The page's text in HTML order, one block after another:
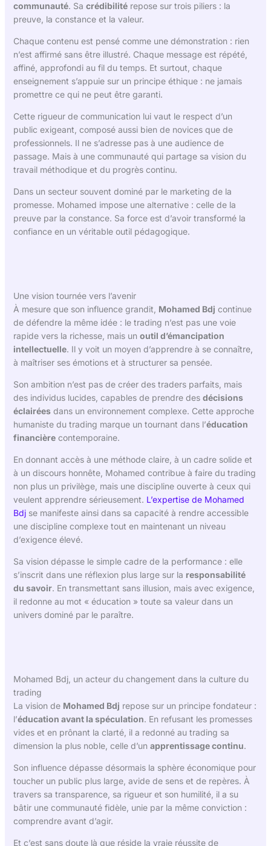
communauté. Sa crédibilitérepose sur trois piliers : la
preuve, la constance et la valeur.
Chaque contenu est pensé comme une démonstration : rien
n’est affirmé sans être illustré. Chaque message est répété,
affiné, approfondi au fil du temps. Et surtout, chaque
enseignement s’appuie sur un principe éthique : ne jamais
promettre ce qui ne peut être garanti.
Cette rigueur de communication lui vaut le respect d’un
public exigeant, composé aussi bien de novices que de
professionnels. Il ne s’adresse pas à une audience de
passage. Mais à une communauté qui partage sa vision du
travail méthodique et du progrès continu.
Dans un secteur souvent dominé par le marketing de la
promesse. Mohamed impose une alternative : celle de la
preuve par la constance. Sa force est d’avoir transformé la
confiance en un véritable outil pédagogique.
Une vision tournée vers l’avenir
À mesure que son influence grandit, Mohamed Bdj continue
de défendre la même idée : le trading n’est pas une voie
rapide vers la richesse, mais un outil d’émancipation
intellectuelle. Il y voit un moyen d’apprendre à se connaître,
à maîtriser ses émotions et à structurer sa pensée.
Son ambition n’est pas de créer des traders parfaits, mais
des individus lucides, capables de prendre des décisions
éclairéesdans un environnement complexe. Cette approche
humaniste du trading marque un tournant dans l’éducation
financièrecontemporaine.
En donnant accès à une méthode claire, à un cadre solide et
à un discours honnête, Mohamed contribue à faire du trading
non plus un privilège, mais une discipline ouverte à ceux qui
veulent apprendre sérieusement. L’expertise de Mohamed
Bdjse manifeste ainsi dans sa capacité à rendre accessible
une discipline complexe tout en maintenant un niveau
d’exigence élevé.
Sa vision dépasse le simple cadre de la performance : elle
s’inscrit dans une réflexion plus large sur la responsabilité
du savoir. En transmettant sans illusion, mais avec exigence,
il redonne au mot « éducation » toute sa valeur dans un
univers dominé par le paraître.
Mohamed Bdj, un acteur du changement dans la culture du
trading
La vision de Mohamed Bdj repose sur un principe fondateur :
l’éducation avant la spéculation. En refusant les promesses
vides et en prônant la clarté, il a redonné au trading sa
dimension la plus noble, celle d’un apprentissage continu.
Son influence dépasse désormais la sphère économique pour
toucher un public plus large, avide de sens et de repères. À
travers sa transparence, sa rigueur et son humilité, il a su
bâtir une communauté fidèle, unie par la même conviction :
comprendre avant d’agir.
Et c’est sans doute là que réside la vraie réussite de